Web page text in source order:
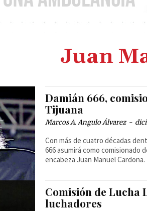
Juan
Damián 666,
Tijuana
Marcos A. Angulo Álvarez -
Con más de cuatro décadas
666 asumirá como comisionado
encabeza Juan Manuel Cardona.
Comisión de Lucha
luchadores